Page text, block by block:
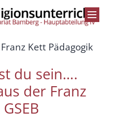
Kett Pädagogik
du sein….
der Franz